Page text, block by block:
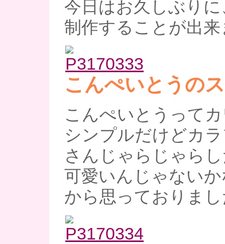
今日はお久しぶり
制作することが出来
こんぺいとうの
こんぺいとうって
シンプルだけどカ
さんじゃらじゃら
可愛いんじゃない
から思っておりま